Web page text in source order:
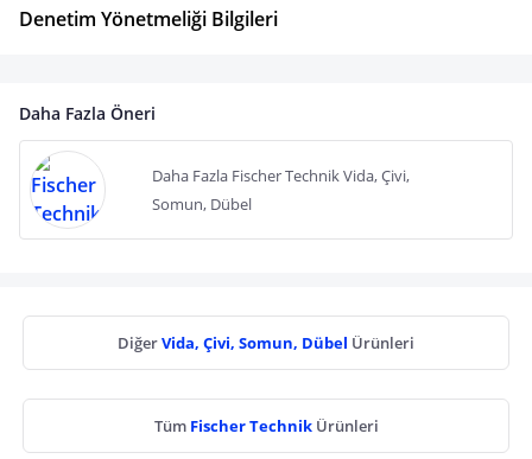
Denetim Yönetmeliği Bilgileri
Daha Fazla Öneri
Daha Fazla Fischer Technik Vida, Çivi,
Somun, Dübel
DiğerVida, Çivi, Somun, Dübel Ürünleri
Tüm Fischer Technik Ürünleri